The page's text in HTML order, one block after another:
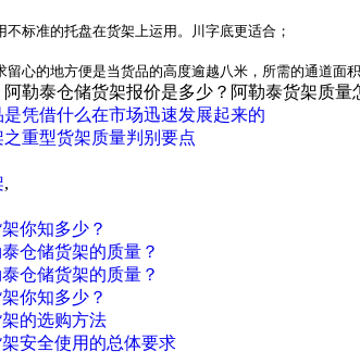
标准的托盘在货架上运用。川字底更适合；
留心的地方便是当货品的高度逾越八米，所需的通道
勒泰仓储货架报价是多少？阿勒泰货架质
凭借什么在市场迅速发展起来的
重型货架质量判别要点
,
你知多少？
仓储货架的质量？
仓储货架的质量？
你知多少？
的选购方法
安全使用的总体要求